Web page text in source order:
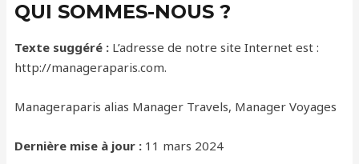
QUI SOMMES-NOUS ?
Texte suggéré : L’adresse de notre site Internet est :
http://manageraparis.com.
Manageraparis alias Manager Travels, Manager Voyages
Dernière mise à jour : 11 mars 2024